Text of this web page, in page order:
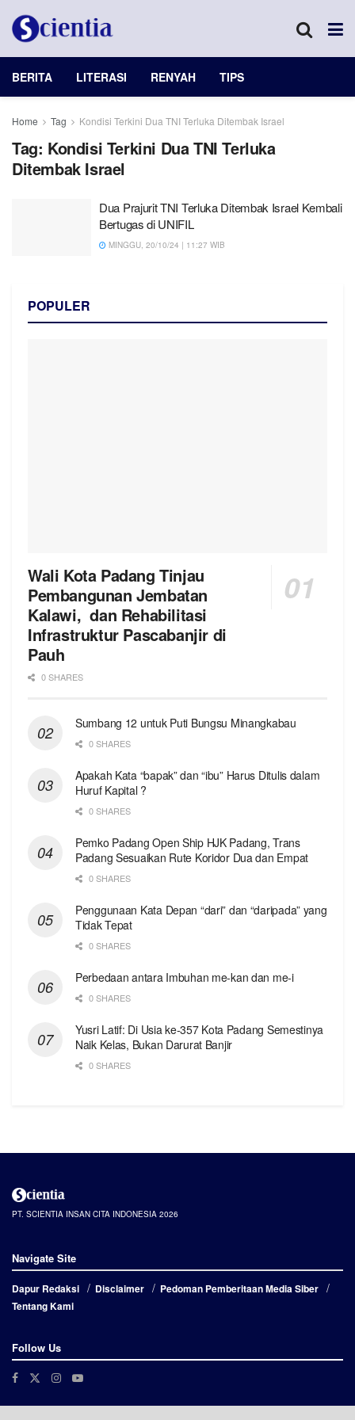
BERITA LITERASI RENYAH TIPS
Home Tag Kondisi Terkini Dua TNI Terluka Ditembak Israel
Tag: Kondisi Terkini Dua TNI Terluka
Ditembak Israel
Dua Prajurit TNI Terluka Ditembak Israel Kembali
Bertugas di UNIFIL
MINGGU, 20/10/24 | 11:27 WIB
POPULER
Wali Kota Padang Tinjau
Pembangunan Jembatan
Kalawi, dan Rehabilitasi
Infrastruktur Pascabanjir di
Pauh
0 SHARES
Sumbang 12 untuk Puti Bungsu Minangkabau
0 SHARES
Apakah Kata “bapak” dan “ibu” Harus Ditulis dalam
Huruf Kapital ?
0 SHARES
Pemko Padang Open Ship HJK Padang, Trans
Padang Sesuaikan Rute Koridor Dua dan Empat
0 SHARES
Penggunaan Kata Depan “dari” dan “daripada” yang
Tidak Tepat
0 SHARES
Perbedaan antara Imbuhan me-kan dan me-i
0 SHARES
Yusri Latif: Di Usia ke-357 Kota Padang Semestinya
Naik Kelas, Bukan Darurat Banjir
0 SHARES
PT. SCIENTIA INSAN CITA INDONESIA 2026
Navigate Site
Dapur Redaksi Disclaimer
Pedoman Pemberitaan Media Siber
Tentang Kami
Follow Us